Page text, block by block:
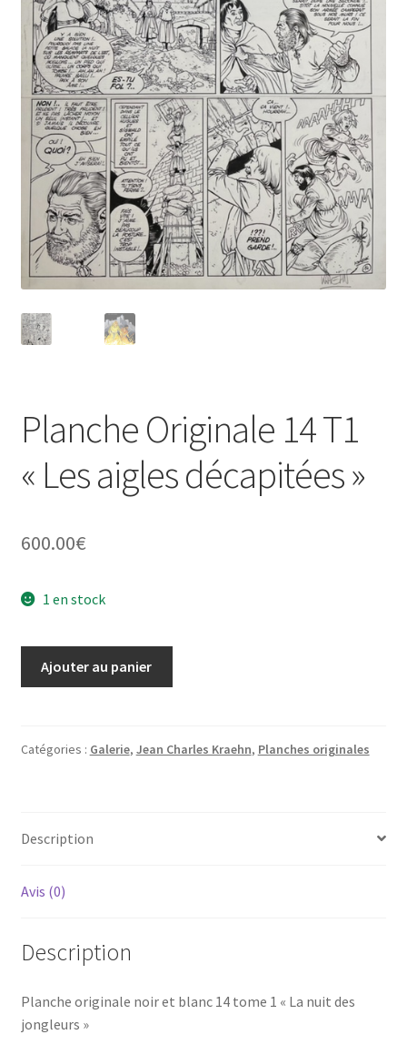
Planche Originale 14 T1
« Les aigles décapitées »
600.00€
1 en stock
14
décapitées"
Ajouter au panier
Catégories : Galerie, Jean Charles Kraehn, Planches originales
Description
Avis (0)
Description
Planche originale noir et blanc 14 tome 1 « La nuit des
jongleurs »